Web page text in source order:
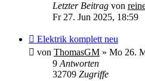
Letzter Beitrag von
Fr 27. Jun 2025, 18:59
Elektrik komplett neu
von ThomasGM » Mo 26.
9 Antworten
32709 Zugriffe